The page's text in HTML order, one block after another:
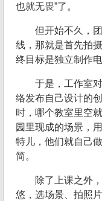
也就无畏”了。
但开始不久，
线，那就是首先拍
终目标是独立制作
于是，工作室
络发布自己设计的
时，哪个教室里空
园里现成的场景，
特儿，他们就自己
简。
除了上课之外
悠，选场景、拍照